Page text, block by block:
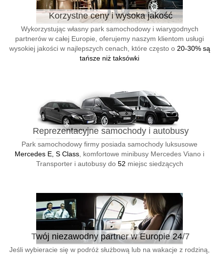
Korzystne ceny i wysoka jakość
Wykorzystując własny park samochodowy i wiarygodnych
partnerów w całej Europie, oferujemy naszym klientom usługi
wysokiej jakości w najlepszych cenach, które często o 20-30% są
tańsze niż taksówki
Reprezentacyjne samochody i autobusy
Park samochodowy firmy posiada samochody luksusowe
Mercedes E, S Class , komfortowe minibusy Mercedes Viano i
Transporter i autobusy do 52 miejsc siedzących
Twój niezawodny partner w Europie 24/7
Jeśli wybieracie się w podróż służbową lub na wakacje z rodziną,